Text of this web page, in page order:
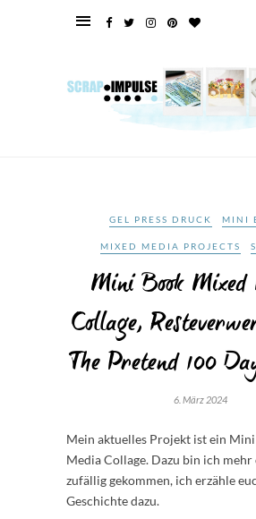
GEL PRESS DRUCK MINI
MIXED MEDIA PROJECTS
Mini Book Mixed
Collage,
The Pretend 100
6. März 2024
Mein aktuelles Projekt ist ein
Media Collage. Dazu bin ich
zufällig gekommen, ich erzähle
Geschichte dazu.